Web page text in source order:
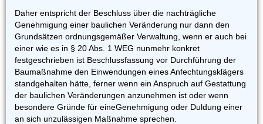
Daher entspricht der Beschluss über die nachträgliche
Genehmigung einer baulichen Veränderung nur dann den
Grundsätzen ordnungsgemäßer Verwaltung, wenn er auch bei
einer wie es in § 20 Abs. 1 WEG nunmehr konkret
festgeschrieben ist Beschlussfassung vor Durchführung der
Baumaßnahme den Einwendungen eines Anfechtungsklägers
standgehalten hätte, ferner wenn ein Anspruch auf Gestattung
der baulichen Veränderungen anzunehmen ist oder wenn
besondere Gründe für eineGenehmigung oder Duldung einer
an sich unzulässigen Maßnahme sprechen.